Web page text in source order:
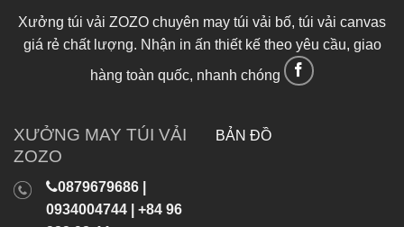
Xưởng túi vải ZOZO chuyên may túi vải bố, túi vải canvas
giá rẻ chất lượng. Nhận in ấn thiết kế theo yêu cầu, giao
hàng toàn quốc, nhanh chóng
XƯỞNG MAY TÚI VẢI
ZOZO
0879679686 |
0934004744 | +84 96
BẢN ĐỒ